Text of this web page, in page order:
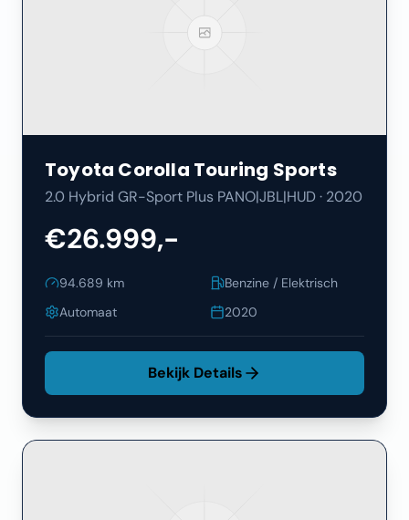
Toyota Corolla Touring Sports
2.0 Hybrid GR-Sport Plus PANO|JBL|HUD· 2020
€26.999,-
94.689 km
Benzine / Elektrisch
Automaat
2020
Bekijk Details